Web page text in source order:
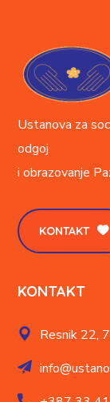
Ustanova za
odgoj
i obrazovanje
KONTAKT
KONTAKT
Resnik 22,